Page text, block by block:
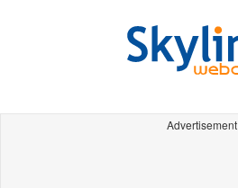
Advertisement